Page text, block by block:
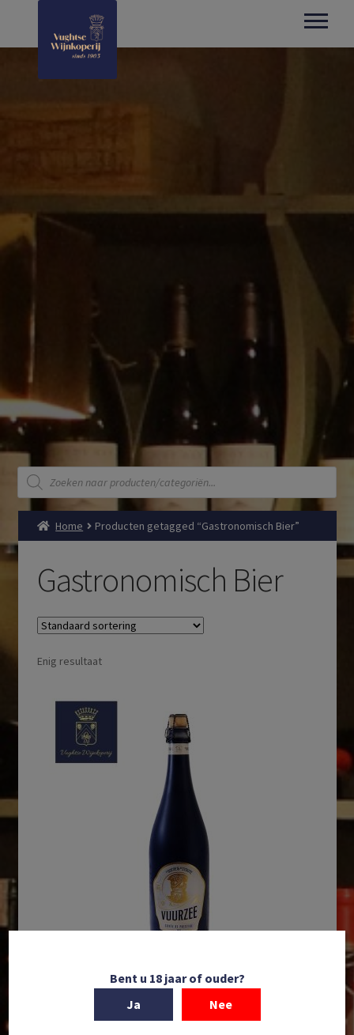
Producten
zoeken
Home Producten getagged “Gastronomisch Bier”
Gastronomisch Bier
Enig resultaat
Bent u 18 jaar of ouder?
Ja
Nee